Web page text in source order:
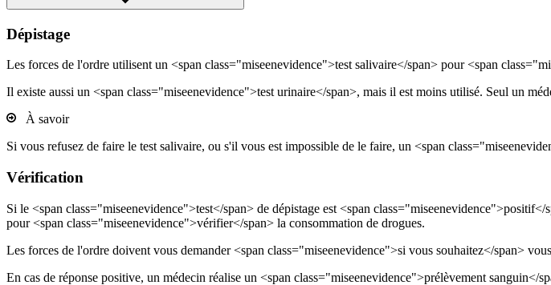
Dépistage
Les forces de l'ordre utilisent un <span class="miseenevidence">test salivaire</span> pour <span
Il existe aussi un <span class="miseenevidence">test urinaire</span>, mais il est moins utilisé. Seul un
À savoir
Si vous refusez de faire le test salivaire, ou s'il vous est impossible de le faire, un <span
Vérification
Si le <span class="miseenevidence">test</span> de dépistage est <span
pour <span class="miseenevidence">vérifier</span> la consommation de drogues.
Les forces de l'ordre doivent vous demander <span class="miseenevidence">si vous souhaitez</span>
En cas de réponse positive, un médecin réalise un <span class="miseenevidence">prélèvement sanguin</